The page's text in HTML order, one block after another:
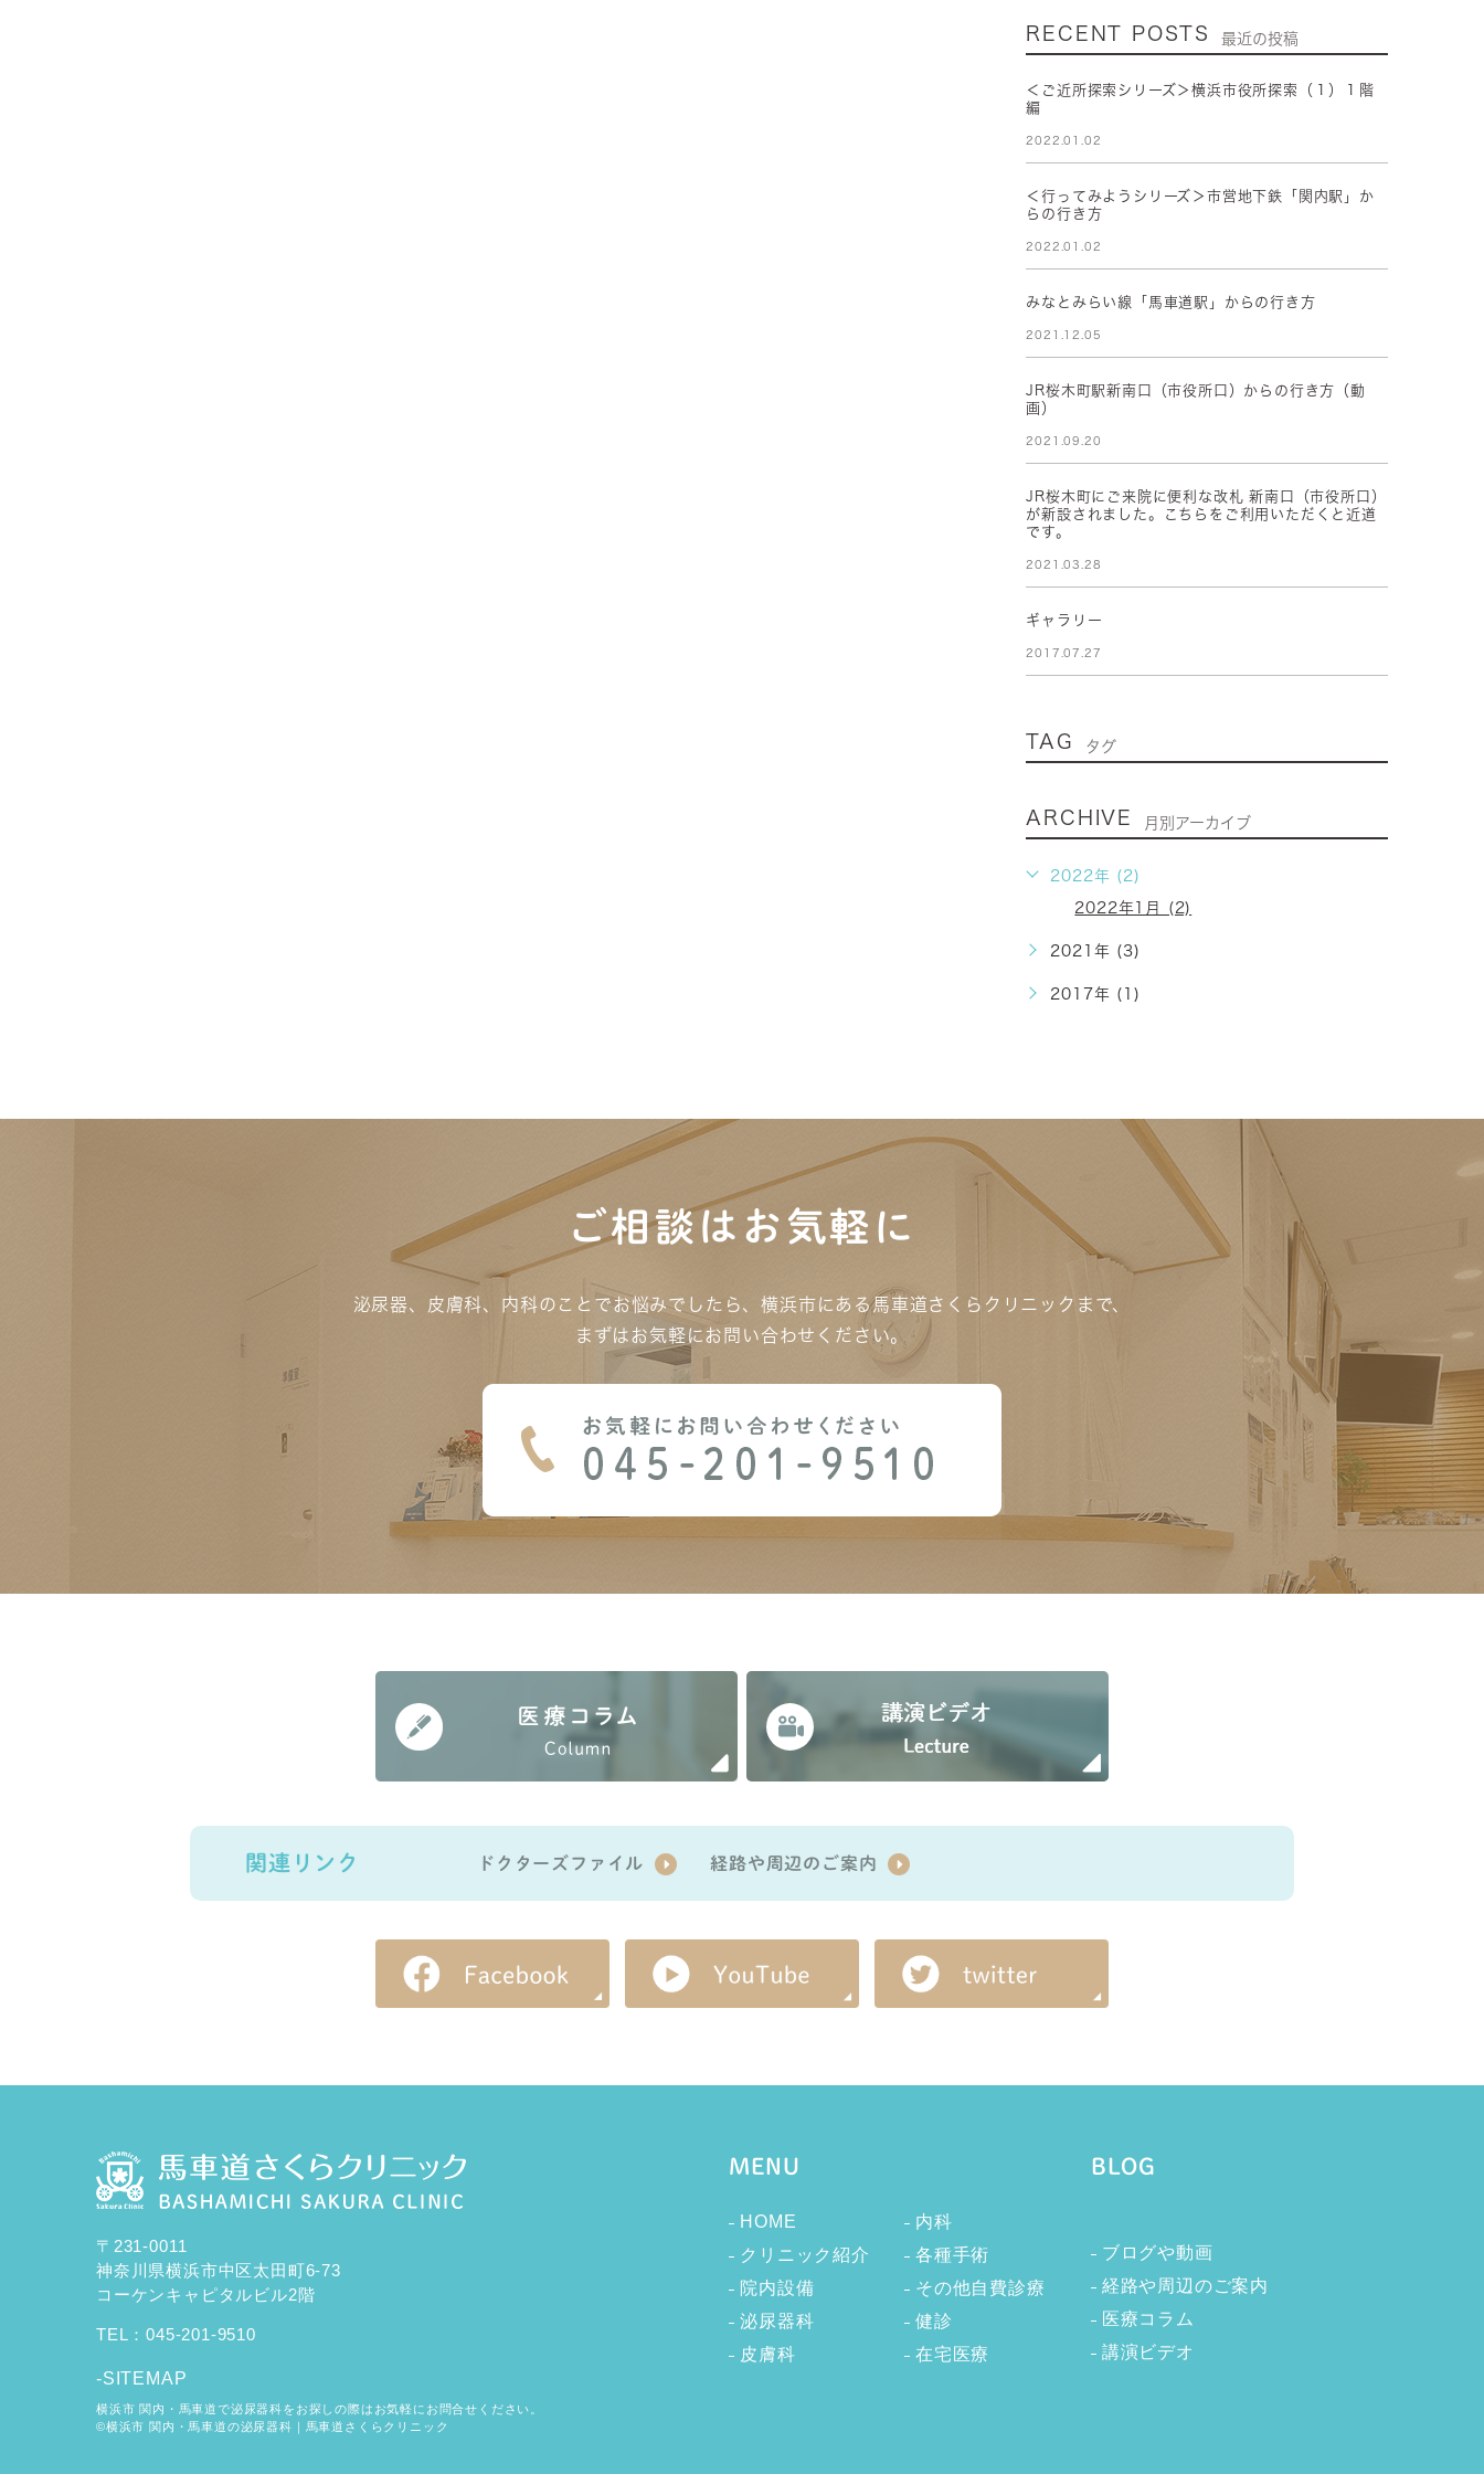
RECENT POSTS 最近の投稿
＜ご近所探索シリーズ＞横浜市役所探索（１）１階
編
2022.01.02
＜行ってみようシリーズ＞市営地下鉄「関内駅」か
らの行き方
2022.01.02
みなとみらい線「馬車道駅」からの行き方
2021.12.05
JR桜木町駅新南口（市役所口）からの行き方（動
画）
2021.09.20
JR桜木町にご来院に便利な改札 新南口（市役所口）
が新設されました。こちらをご利用いただくと近道
です。
2021.03.28
ギャラリー
2017.07.27
TAG タグ
ARCHIVE 月別アーカイブ
2022年 (2)
2022年1月 (2)
2021年 (3)
2017年 (1)
ご相談はお気軽に
泌尿器、皮膚科、内科のことでお悩みでしたら、横浜市にある馬車道さくらクリニックまで、
まずはお気軽にお問い合わせください。
関連リンク ドクターズファイル 経路や周辺のご案内
〒231-0011
神奈川県横浜市中区太田町6-73
コーケンキャピタルビル2階
TEL：045-201-9510
-SITEMAP
横浜市 関内・馬車道で泌尿器科をお探しの際はお気軽にお問合せください。
©横浜市 関内・馬車道の泌尿器科｜馬車道さくらクリニック
MENU
HOME
クリニック紹介
院内設備
泌尿器科
皮膚科
内科
各種手術
その他自費診療
健診
在宅医療
BLOG
ブログや動画
経路や周辺のご案内
医療コラム
講演ビデオ